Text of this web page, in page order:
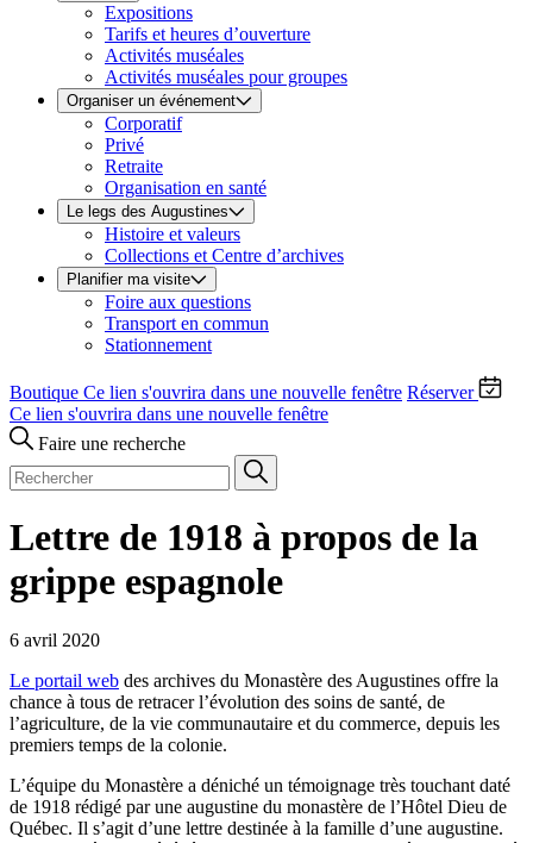
Expositions
Tarifs et heures d’ouverture
Activités muséales
Activités muséales pour groupes
Organiser un événement
Corporatif
Privé
Retraite
Organisation en santé
Le legs des Augustines
Histoire et valeurs
Collections et Centre d’archives
Planifier ma visite
Foire aux questions
Transport en commun
Stationnement
Boutique Ce lien s'ouvrira dans une nouvelle fenêtre Réserver
Ce lien s'ouvrira dans une nouvelle fenêtre
Faire une recherche
Lettre de 1918 à propos de la
grippe espagnole
6 avril 2020
Le portail web des archives du Monastère des Augustines offre la
chance à tous de retracer l’évolution des soins de santé, de
l’agriculture, de la vie communautaire et du commerce, depuis les
premiers temps de la colonie.
L’équipe du Monastère a déniché un témoignage très touchant daté
de 1918 rédigé par une augustine du monastère de l’Hôtel Dieu de
Québec. Il s’agit d’une lettre destinée à la famille d’une augustine.